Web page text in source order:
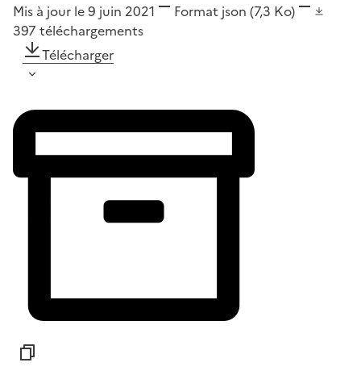
Mis à jour le 9 juin 2021 Format json (7,3 Ko)
397 téléchargements
Télécharger